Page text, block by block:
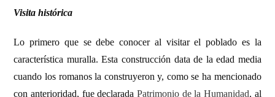
Visita histórica
Lo primero que se debe conocer al visitar el poblado es la
característica muralla. Esta construcción data de la edad media
cuando los romanos la construyeron y, como se ha mencionado
con anterioridad, fue declarada Patrimonio de la Humanidad, al